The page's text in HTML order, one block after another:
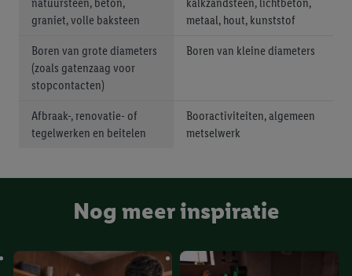
graniet, volle baksteen
metaal, hout, kunststof
Boren van grote diameters
(zoals gatenzaag voor
stopcontacten)
Boren van kleine diameters
Afbraak-, renovatie- of
tegelwerken en beitelen
Booractiviteiten, algemeen
metselwerk
Nog meer inspiratie
Door op “weigeren” te klikken, kunt u alleen het gebruik van de
klikken, stemt u in met alle verwerkingen voor alle
bovengenoemde doeleinden. Meer informatie, waaronder de
bewaartermijn van de gegevens en uw recht om uw
toestemming te allen tijde met vooruitwerkende kracht in te
trekken, vindt u in onzeprivacyverklaring.Je vindt het